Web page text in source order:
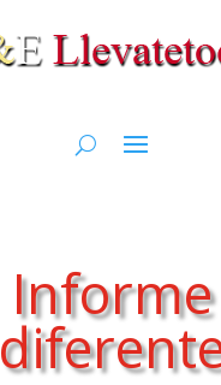
Informe